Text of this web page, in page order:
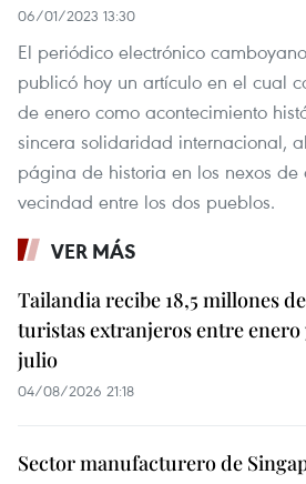
06/01/2023 13:30
El periódico electrónico
publicó hoy un artículo en el cual
de enero como acontecimiento
sincera solidaridad internacional,
página de historia en los nexos
vecindad entre los dos pueblos.
VER MÁS
Tailandia recibe 18,5 millones de
turistas extranjeros entre enero
julio
04/08/2026 21:18
Sector manufacturero de